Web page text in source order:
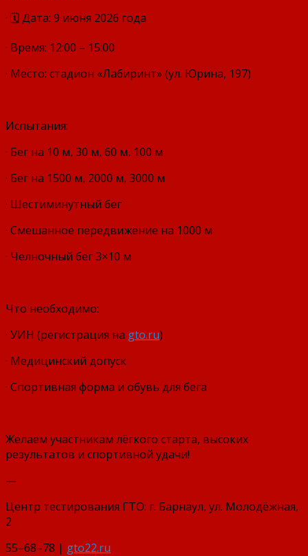
· 🗓 Дата: 9 июня 2026 года
· Время: 12:00 – 15:00
· Место: стадион «Лабиринт» (ул. Юрина, 197)
Испытания:
· Бег на 10 м, 30 м, 60 м, 100 м
· Бег на 1500 м, 2000 м, 3000 м
· Шестиминутный бег
· Смешанное передвижение на 1000 м
· Челночный бег 3×10 м
Что необходимо:
· УИН (регистрация на gto.ru)
· Медицинский допуск
· Спортивная форма и обувь для бега
Желаем участникам лёгкого старта, высоких
результатов и спортивной удачи!
—
Центр тестирования ГТО: г. Барнаул, ул. Молодёжная,
2
55–68–78 | gto22.ru